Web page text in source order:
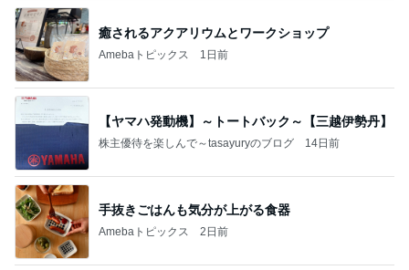
癒されるアクアリウムとワークショップ
Amebaトピックス 1日前
【ヤマハ発動機】～トートバック～【三越伊勢丹】
株主優待を楽しんで～tasayuryのブログ 14日前
手抜きごはんも気分が上がる食器
Amebaトピックス 2日前